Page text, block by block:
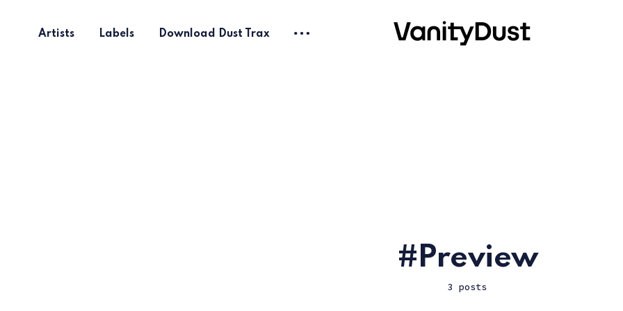
Artists Labels Download Dust Trax
Preview
3 posts